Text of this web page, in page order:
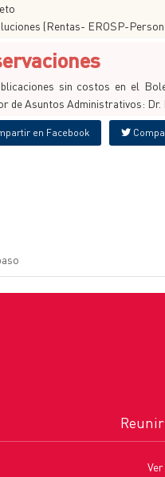
(Rentas- EROSP-
sin costos en el
de Asuntos Administrativos: Dr.
en Facebook